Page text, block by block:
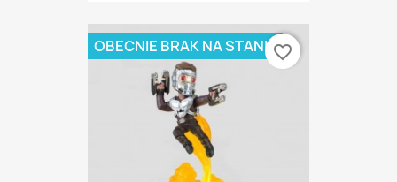
OBECNIE BRAK NA STANIEfavorite_border